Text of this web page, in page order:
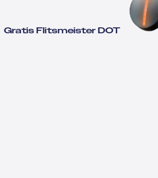
Gratis Flitsmeister DOT